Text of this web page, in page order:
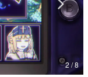
2 / 8